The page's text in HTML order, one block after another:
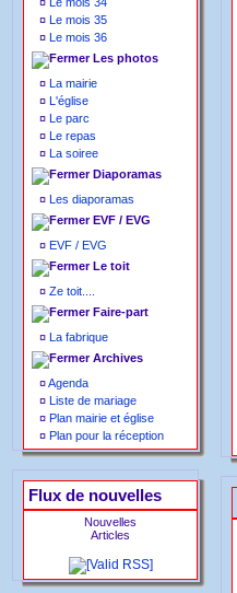
¤ Le mois 35
¤ Le mois 36
Les photos
¤ La mairie
¤ L'église
¤ Le parc
¤ Le repas
¤ La soiree
Diaporamas
¤ Les diaporamas
EVF / EVG
¤ EVF / EVG
Le toit
¤ Ze toit....
Faire-part
¤ La fabrique
Archives
¤Agenda
¤ Liste de mariage
¤ Plan mairie et église
¤ Plan pour la réception
Flux de nouvelles
Nouvelles
Articles